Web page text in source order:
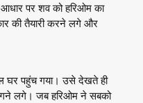
पर शव को हरिओम का
की तैयारी करने लगे और
घर पहुंच गया। उसे देखते ही
लगे। जब हरिओम ने सबको